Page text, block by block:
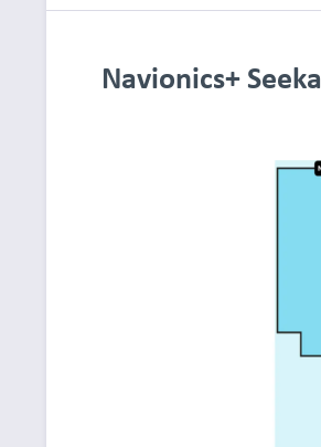
Navionics+